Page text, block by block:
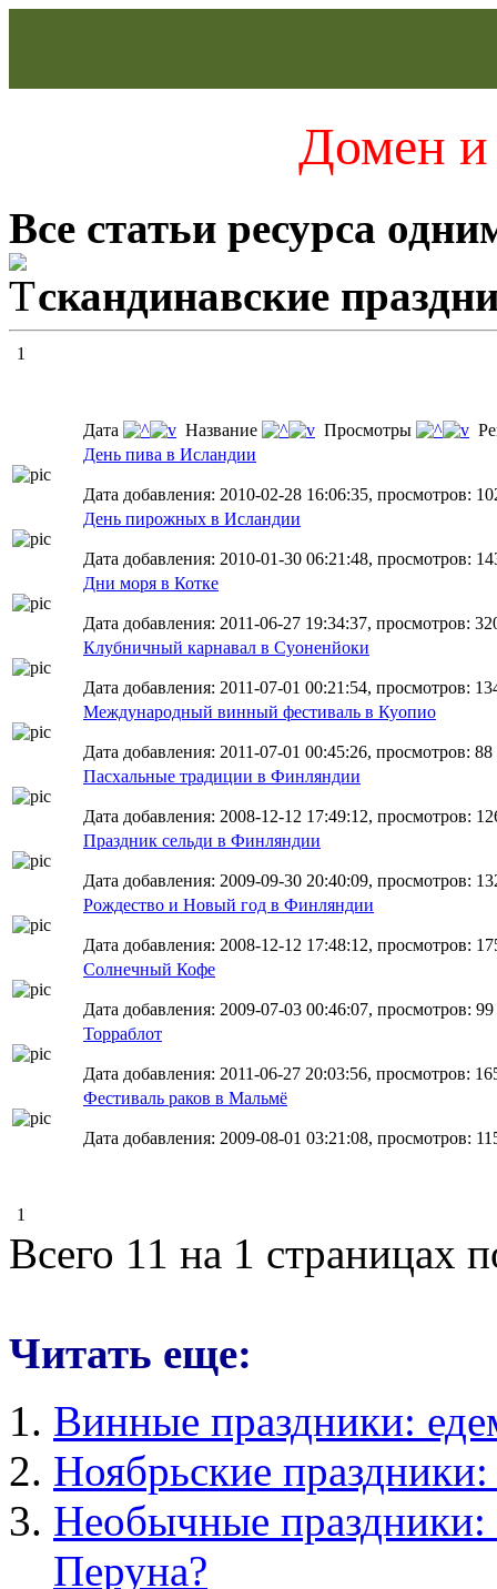
Домен и
Все статьи ресурса
скандинавские
1
Дата Название Просмотры
День пива в Исландии
Дата добавления: 2010-02-28 16:06:35, просмотров:
День пирожных в Исландии
Дата добавления: 2010-01-30 06:21:48, просмотров:
Дни моря в Котке
Дата добавления: 2011-06-27 19:34:37, просмотров:
Клубничный карнавал в Суоненйоки
Дата добавления: 2011-07-01 00:21:54, просмотров:
Международный винный фестиваль в Куопио
Дата добавления: 2011-07-01 00:45:26, просмотров: 88
Пасхальные традиции в Финляндии
Дата добавления: 2008-12-12 17:49:12, просмотров:
Праздник сельди в Финляндии
Дата добавления: 2009-09-30 20:40:09, просмотров:
Рождество и Новый год в Финляндии
Дата добавления: 2008-12-12 17:48:12, просмотров:
Солнечный Кофе
Дата добавления: 2009-07-03 00:46:07, просмотров: 99
Торраблот
Дата добавления: 2011-06-27 20:03:56, просмотров:
Фестиваль раков в Мальмё
Дата добавления: 2009-08-01 03:21:08, просмотров:
1
Всего 11 на 1 страницах
Читать еще:
Винные праздники:
Ноябрьские
Необычные праздники:
Перуна?